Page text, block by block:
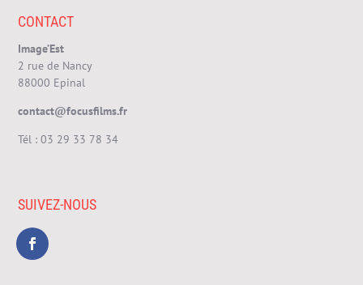
CONTACT
Image’Est
2 rue de Nancy
88000 Epinal
contact@focusfilms.fr
Tél :03 29 33 78 34
SUIVEZ-NOUS